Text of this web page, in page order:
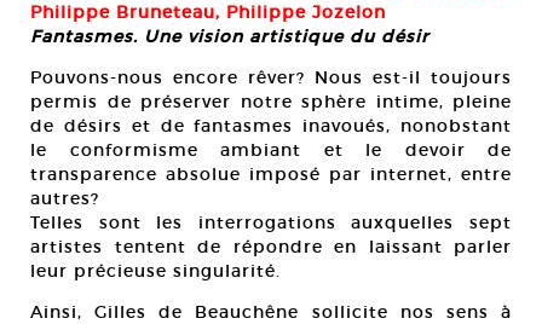
Philippe Bruneteau, Philippe Jozelon
Fantasmes. Une vision artistique du désir
Pouvons-nous encore rêver? Nous est-il toujours
permis de préserver notre sphère intime, pleine
de désirs et de fantasmes inavoués, nonobstant
le conformisme ambiant et le devoir de
transparence absolue imposé par internet, entre
autres?
Telles sont les interrogations auxquelles sept
artistes tentent de répondre en laissant parler
leur précieuse singularité.
Ainsi, Gilles de Beauchêne sollicite nos sens à